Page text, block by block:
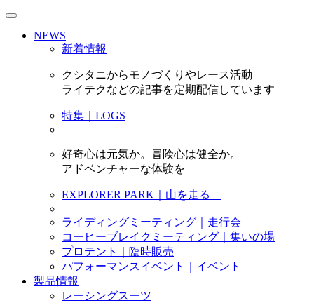
NEWS
新着情報
クシタニからモノづくりやレース活動
ライテクなどの記事を定期配信しています
特集｜LOGS
好奇心は元気か。冒険心は健全か。
アドベンチャーな体験を
EXPLORER PARK｜山を走る
ライディングミーティング｜走行会
コーヒーブレイクミーティング｜集いの場
プロテント｜臨時販売
パフォーマンスイベント｜イベント
製品情報
レーシングスーツ